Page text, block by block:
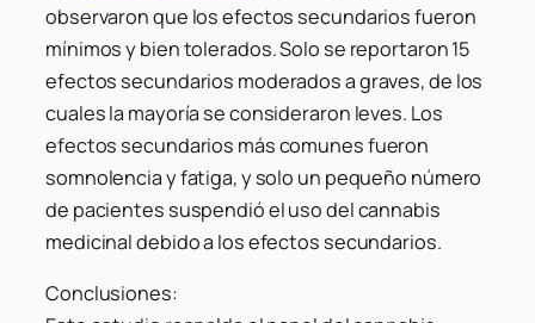
observaron que los efectos secundarios fueron
mínimos y bien tolerados. Solo se reportaron 15
efectos secundarios moderados a graves, de los
cuales la mayoría se consideraron leves. Los
efectos secundarios más comunes fueron
somnolencia y fatiga, y solo un pequeño número
de pacientes suspendió el uso del cannabis
medicinal debido a los efectos secundarios.
Conclusiones: